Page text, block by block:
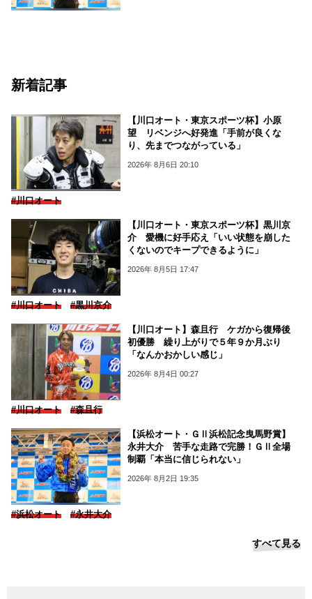
新着記事
【川口オート・東京スポーツ杯】小原
望 リベンジへ好発進「手前が良くな
り、先までつながっている」
2026年 8月6日 20:10
#川口オート
【川口オート・東京スポーツ杯】黒川京
介 愛機に好手応え「いい状態を崩した
くないのでキープできるように」
2026年 8月5日 17:47
#川口オート #黒川京介
【川口オート】森且行 ケガから復帰後
初優勝 繰り上がりで５年９か月ぶり
「なんかおかしい感じ」
2026年 8月4日 00:27
#川口オート #森且行
【浜松オート・ＧⅡ浜松記念曳馬野賞】
永井大介 苦手な走路で完勝！ＧⅡ全場
制覇「本当に信じられない」
2026年 8月2日 19:35
#浜松オート #永井大介
すべて見る